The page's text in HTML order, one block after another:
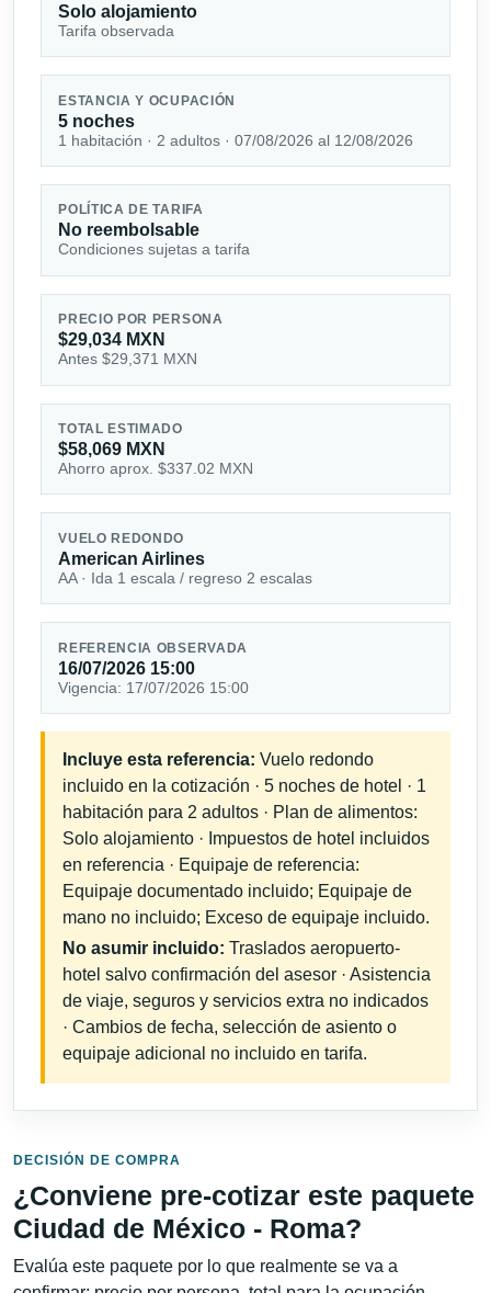
Solo alojamiento
Tarifa observada
ESTANCIA Y OCUPACIÓN
5 noches
1 habitación · 2 adultos · 07/08/2026 al 12/08/2026
POLÍTICA DE TARIFA
No reembolsable
Condiciones sujetas a tarifa
PRECIO POR PERSONA
$29,034 MXN
Antes $29,371 MXN
TOTAL ESTIMADO
$58,069 MXN
Ahorro aprox. $337.02 MXN
VUELO REDONDO
American Airlines
AA · Ida 1 escala / regreso 2 escalas
REFERENCIA OBSERVADA
16/07/2026 15:00
Vigencia: 17/07/2026 15:00
Incluye esta referencia: Vuelo redondo
incluido en la cotización · 5 noches de hotel · 1
habitación para 2 adultos · Plan de alimentos:
Solo alojamiento · Impuestos de hotel incluidos
en referencia · Equipaje de referencia:
Equipaje documentado incluido; Equipaje de
mano no incluido; Exceso de equipaje incluido.
No asumir incluido: Traslados aeropuerto-
hotel salvo confirmación del asesor · Asistencia
de viaje, seguros y servicios extra no indicados
· Cambios de fecha, selección de asiento o
equipaje adicional no incluido en tarifa.
DECISIÓN DE COMPRA
¿Conviene pre-cotizar este paquete
Ciudad de México - Roma?
Evalúa este paquete por lo que realmente se va a